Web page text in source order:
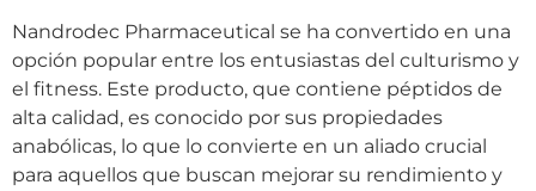
Nandrodec Pharmaceutical se ha convertido en una
opción popular entre los entusiastas del culturismo y
el fitness. Este producto, que contiene péptidos de
alta calidad, es conocido por sus propiedades
anabólicas, lo que lo convierte en un aliado crucial
para aquellos que buscan mejorar su rendimiento y